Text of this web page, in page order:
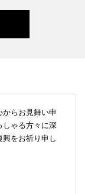
らお見舞い申
しゃる方々に深
興をお祈り申し